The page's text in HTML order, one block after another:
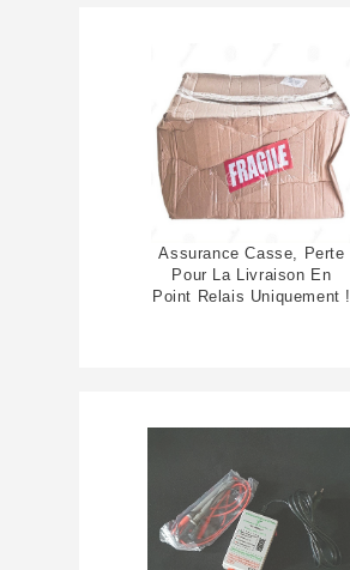
Assurance Casse, Perte
Pour La Livraison En
Point Relais Uniquement !